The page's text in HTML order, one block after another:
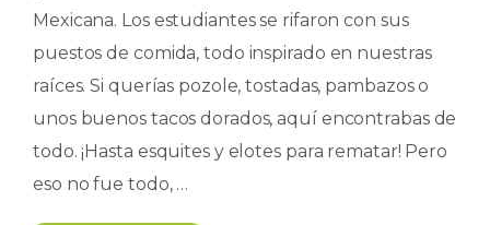
Mexicana. Los estudiantes se rifaron con sus
puestos de comida, todo inspirado en nuestras
raíces. Si querías pozole, tostadas, pambazos o
unos buenos tacos dorados, aquí encontrabas de
todo. ¡Hasta esquites y elotes para rematar! Pero
eso no fue todo, …